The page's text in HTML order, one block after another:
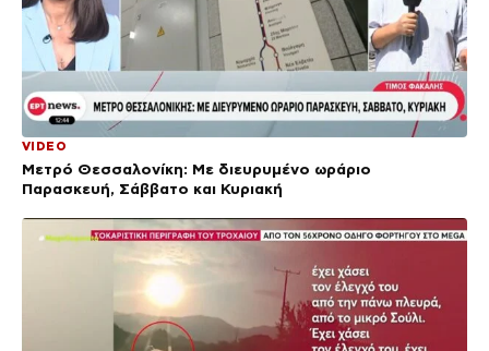
VIDEO
Μετρό Θεσσαλονίκη: Με διευρυμένο ωράριο
Παρασκευή, Σάββατο και Κυριακή